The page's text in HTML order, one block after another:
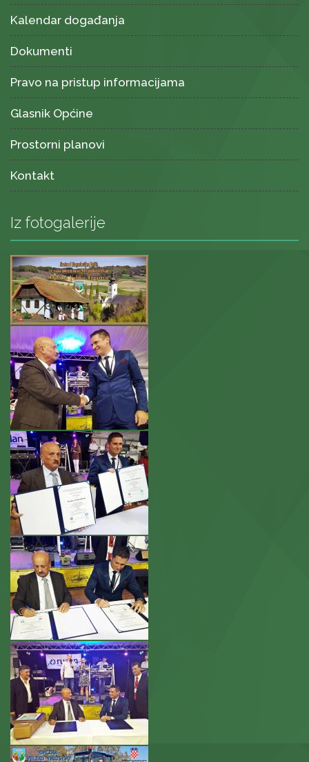
Kalendar događanja
Dokumenti
Pravo na pristup informacijama
Glasnik Općine
Prostorni planovi
Kontakt
Iz fotogalerije